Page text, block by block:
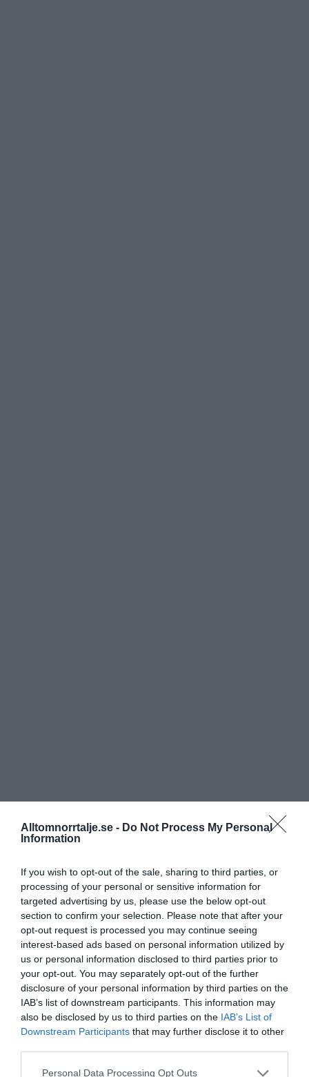
Alltomnorrtalje.se - Do Not Process My Personal
Information
If you wish to opt-out of the sale, sharing to third parties, or
processing of your personal or sensitive information for
targeted advertising by us, please use the below opt-out
section to confirm your selection. Please note that after your
opt-out request is processed you may continue seeing
interest-based ads based on personal information utilized by
us or personal information disclosed to third parties prior to
your opt-out. You may separately opt-out of the further
disclosure of your personal information by third parties on the
IAB’s list of downstream participants. This information may
also be disclosed by us to third parties on the IAB’s List of
Downstream Participants that may further disclose it to other
Personal Data Processing Opt Outs